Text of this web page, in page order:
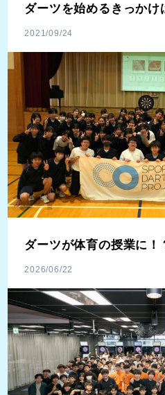
ダーツを始めるきっかけ
2021/09/24
ダーツが体育の授業に！
2026/06/22